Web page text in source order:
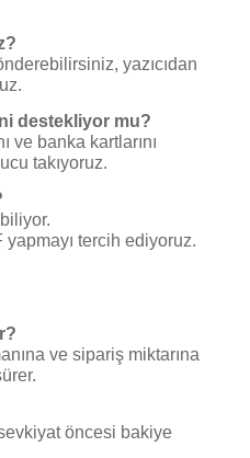
yazıcıdan
destekliyor mu?
ve banka kartlarını
takıyoruz.
tercih ediyoruz.
ve sipariş miktarına
öncesi bakiye